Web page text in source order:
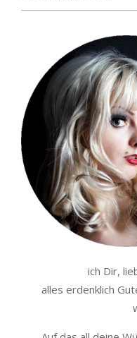
ich Dir,
alles erdenklich